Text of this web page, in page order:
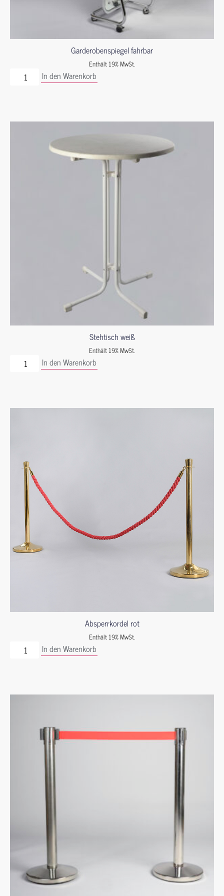
Garderobenspiegel fahrbar
Enthält 19% MwSt.
In den Warenkorb
Stehtisch weiß
Enthält 19% MwSt.
In den Warenkorb
Absperrkordel rot
Enthält 19% MwSt.
In den Warenkorb